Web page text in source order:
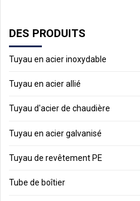
DES PRODUITS
Tuyau en acier inoxydable
Tuyau en acier allié
Tuyau d'acier de chaudière
Tuyau en acier galvanisé
Tuyau de revêtement PE
Tube de boîtier